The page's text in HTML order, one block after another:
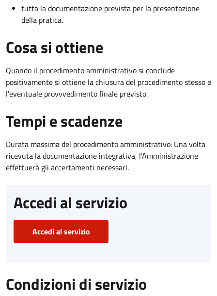
tutta la documentazione prevista per la presentazione
della pratica.
Cosa si ottiene
Quando il procedimento amministrativo si conclude
positivamente si ottiene la chiusura del procedimento stesso e
l'eventuale provvvedimento finale previsto.
Tempi e scadenze
Durata massima del procedimento amministrativo: Una volta
ricevuta la documentazione integrativa, l'Amministrazione
effettuerà gli accertamenti necessari.
Accedi al servizio
Accedi al servizio
Condizioni di servizio